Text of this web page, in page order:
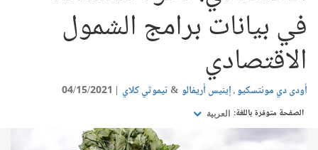
في بيانات برامج الشمول
الاقتصادي
أودى دي مونتسكيو إينيس أريفالو تيموثي كلاي 04/15/2021
الصفحة متوفرة باللغة: العربية